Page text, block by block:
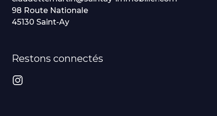
98 Route Nationale
45130 Saint-Ay
Restons connectés